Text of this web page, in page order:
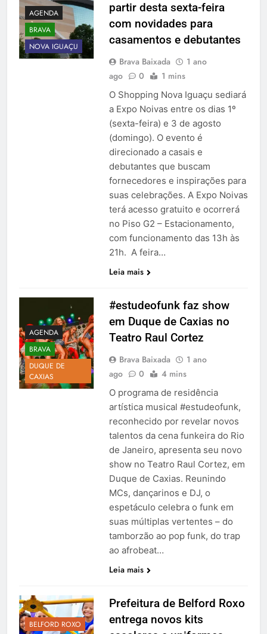
AGENDA
BRAVA
NOVA IGUAÇU
partir desta sexta-feira
com novidades para
casamentos e debutantes
Brava Baixada
1 ano
ago
0 1 mins
O Shopping Nova Iguaçu sediará
a Expo Noivas entre os dias 1º
(sexta-feira) e 3 de agosto
(domingo). O evento é
direcionado a casais e
debutantes que buscam
fornecedores e inspirações para
suas celebrações. A Expo Noivas
terá acesso gratuito e ocorrerá
no Piso G2 – Estacionamento,
com funcionamento das 13h às
21h. A feira…
Leia mais
AGENDA
BRAVA
DUQUE DE
CAXIAS
#estudeofunk faz show
em Duque de Caxias no
Teatro Raul Cortez
Brava Baixada
1 ano
ago
0 4 mins
O programa de residência
artística musical #estudeofunk,
reconhecido por revelar novos
talentos da cena funkeira do Rio
de Janeiro, apresenta seu novo
show no Teatro Raul Cortez, em
Duque de Caxias. Reunindo
MCs, dançarinos e DJ, o
espetáculo celebra o funk em
suas múltiplas vertentes – do
tamborzão ao pop funk, do trap
ao afrobeat…
Leia mais
BELFORD ROXO
Prefeitura de Belford Roxo
entrega novos kits